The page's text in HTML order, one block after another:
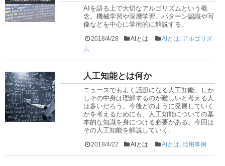
AIを語る上で大切なアルゴリズムという概
念。機械学習や深層学習、パターン認識や写
像などを中心に学術的に解説する。
2018/4/28 AIとは AIとは, アルゴリズ
ム
人工知能とは何か
ニュースでもよく話題になる人工知能、しか
しその中身は理解するのが難しいと考える人
は多いだろう。今後どのように発展していく
かを考えるためにも、人工知能についての基
本的な知識を身につける必要がある。今回は
その人工知能を解説していく。
2018/4/22 AIとは AIとは,活用事例